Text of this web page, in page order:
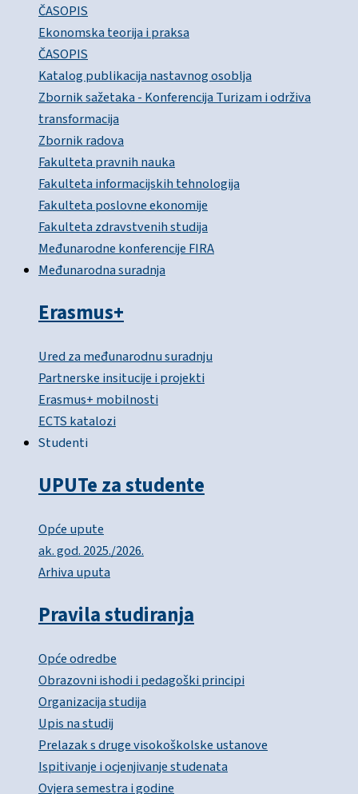
ČASOPIS
Ekonomska teorija i praksa
ČASOPIS
Katalog publikacija nastavnog osoblja
Zbornik sažetaka - Konferencija Turizam i održiva
transformacija
Zbornik radova
Fakulteta pravnih nauka
Fakulteta informacijskih tehnologija
Fakulteta poslovne ekonomije
Fakulteta zdravstvenih studija
Međunarodne konferencije FIRA
Međunarodna suradnja
Erasmus+
Ured za međunarodnu suradnju
Partnerske insitucije i projekti
Erasmus+ mobilnosti
ECTS katalozi
Studenti
UPUTe za studente
Opće upute
ak. god. 2025./2026.
Arhiva uputa
Pravila studiranja
Opće odredbe
Obrazovni ishodi i pedagoški principi
Organizacija studija
Upis na studij
Prelazak s druge visokoškolske ustanove
Ispitivanje i ocjenjivanje studenata
Ovjera semestra i godine